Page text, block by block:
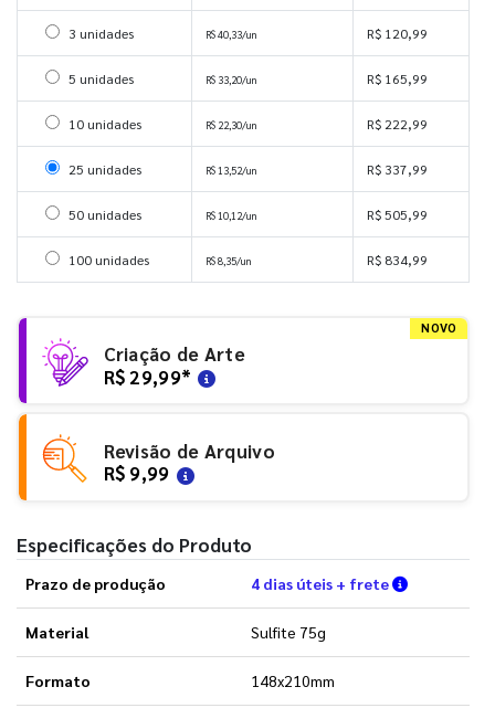
Selecionar 3 unidades
3 unidades R$ 40,33/un R$ 120,99
Selecionar 5 unidades
5 unidades R$ 33,20/un R$ 165,99
Selecionar 10 unidades
10 unidades R$ 22,30/un R$ 222,99
Selecionar 25 unidades
25 unidades R$ 13,52/un R$ 337,99
Selecionar 50 unidades
50 unidades R$ 10,12/un R$ 505,99
Selecionar 100 unidades
100 unidades R$ 8,35/un R$ 834,99
NOVO
Criação de Arte
R$ 29,99*
Revisão de Arquivo
R$ 9,99
Especificações do Produto
Prazo de produção 4 dias úteis + frete Verifique
Material Sulfite 75g
Formato 148x210mm